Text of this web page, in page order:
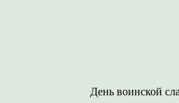
День воинской